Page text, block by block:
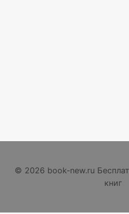
© 2026 book-new.ru
книг